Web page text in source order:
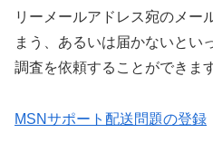
リーメールアドレス宛のメー
まう、あるいは届かないとい
調査を依頼することができます
MSNサポート配送問題の登録